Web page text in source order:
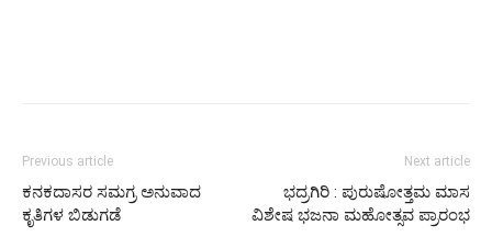
Previous article
ಕನಕದಾಸರ ಸಮಗ್ರ ಅನುವಾದ
ಕೃತಿಗಳ ಬಿಡುಗಡೆ
Next article
ಭದ್ರಗಿರಿ : ಪುರುಷೋತ್ತಮ ಮಾಸ
ವಿಶೇಷ ಭಜನಾ ಮಹೋತ್ಸವ ಪ್ರಾರಂಭ